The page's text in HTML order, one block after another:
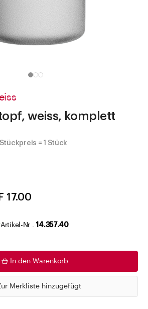
weiss, komplett
Stückpreis = 1 Stück
17.00
Artikel-Nr . 14.357.40
In den Warenkorb
Merkliste hinzugefügt